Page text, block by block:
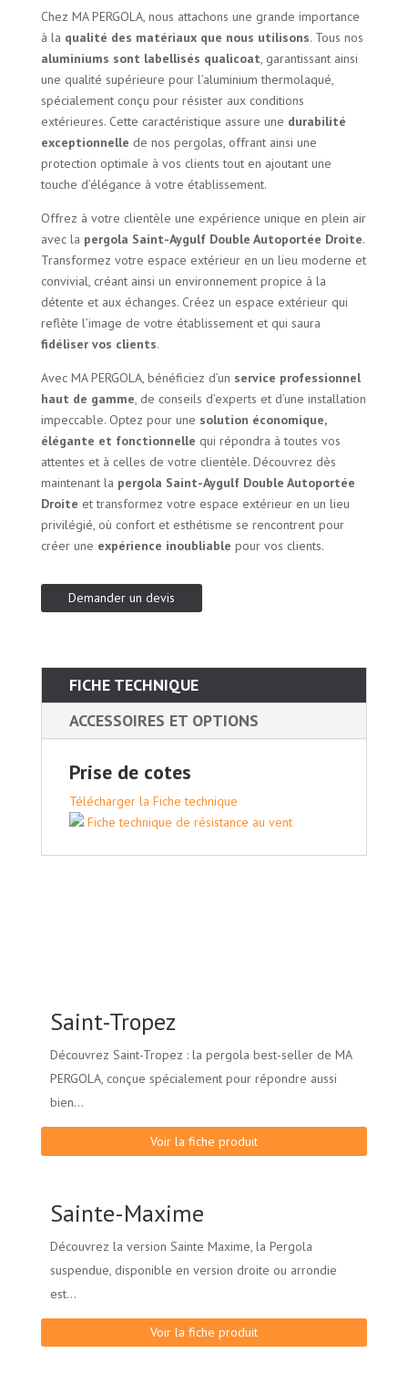
Chez MA PERGOLA, nous attachons une grande importance
à la qualité des matériaux que nous utilisons. Tous nos
aluminiums sont labellisés qualicoat, garantissant ainsi
une qualité supérieure pour l’aluminium thermolaqué,
spécialement conçu pour résister aux conditions
extérieures. Cette caractéristique assure une durabilité
exceptionnelle de nos pergolas, offrant ainsi une
protection optimale à vos clients tout en ajoutant une
touche d’élégance à votre établissement.
Offrez à votre clientèle une expérience unique en plein air
avec la pergola Saint-Aygulf Double Autoportée Droite.
Transformez votre espace extérieur en un lieu moderne et
convivial, créant ainsi un environnement propice à la
détente et aux échanges. Créez un espace extérieur qui
reflète l’image de votre établissement et qui saura
fidéliser vos clients.
Avec MA PERGOLA, bénéficiez d’un service professionnel
haut de gamme, de conseils d’experts et d’une installation
impeccable. Optez pour une solution économique,
élégante et fonctionnelle qui répondra à toutes vos
attentes et à celles de votre clientèle. Découvrez dès
maintenant la pergola Saint-Aygulf Double Autoportée
Droite et transformez votre espace extérieur en un lieu
privilégié, où confort et esthétisme se rencontrent pour
créer une expérience inoubliable pour vos clients.
Demander un devis
FICHE TECHNIQUE
ACCESSOIRES ET OPTIONS
Prise de cotes
Télécharger la Fiche technique
Fiche technique de résistance au vent
Saint-Tropez
Découvrez Saint-Tropez : la pergola best-seller de MA
PERGOLA, conçue spécialement pour répondre aussi
bien...
Voir la fiche produit
Sainte-Maxime
Découvrez la version Sainte Maxime, la Pergola
suspendue, disponible en version droite ou arrondie
est...
Voir la fiche produit